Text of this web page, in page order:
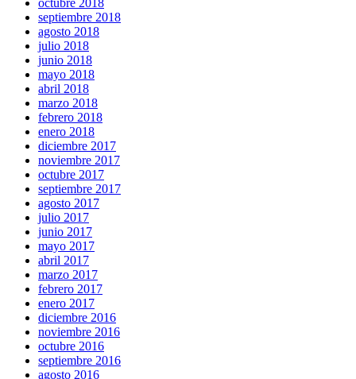
septiembre 2018
agosto 2018
julio 2018
junio 2018
mayo 2018
abril 2018
marzo 2018
febrero 2018
enero 2018
diciembre 2017
noviembre 2017
octubre 2017
septiembre 2017
agosto 2017
julio 2017
junio 2017
mayo 2017
abril 2017
marzo 2017
febrero 2017
enero 2017
diciembre 2016
noviembre 2016
octubre 2016
septiembre 2016
agosto 2016